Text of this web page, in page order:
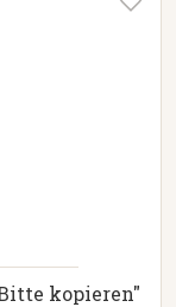
kopieren"